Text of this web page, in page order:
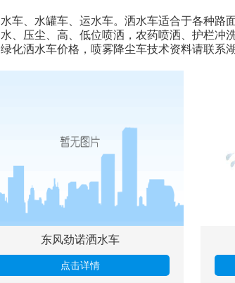
车、水罐车、运水车。洒水车适合于各种路
、压尘、高、低位喷洒，农药喷洒、护栏冲
化洒水车价格，喷雾降尘车技术资料请联系
东风劲诺洒水车
点击详情